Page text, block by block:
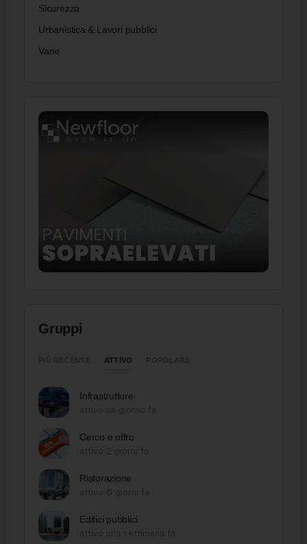
Sicurezza
Urbanistica & Lavori pubblici
Varie
Gruppi
ATTIVO
Infrastrutture
Cerco e offro
Ristorazione
Edifici pubblici